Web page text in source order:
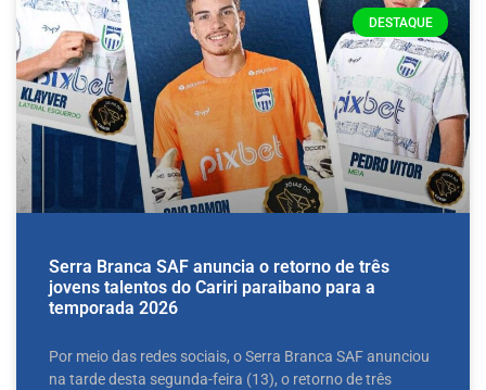
DESTAQUE
Serra Branca SAF anuncia o retorno de três
jovens talentos do Cariri paraibano para a
temporada 2026
Por meio das redes sociais, o Serra Branca SAF anunciou
na tarde desta segunda-feira (13), o retorno de três